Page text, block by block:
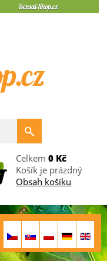
Celkem 0 Kč
Košík je prázdný
Obsah košíku